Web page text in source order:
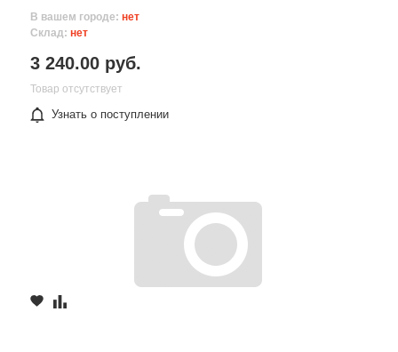
В вашем городе: нет
Склад: нет
3 240.00 руб.
Товар отсутствует
Узнать о поступлении